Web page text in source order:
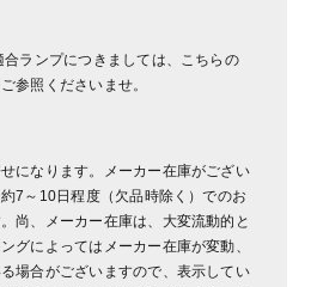
ランプにつきましては、こちらの
参照くださいませ。
になります。メーカー在庫がござい
7～10日程度（欠品時除く）でのお
尚、メーカー在庫は、大変流動的と
グによってはメーカー在庫が変動、
場合がございますので、表示してい